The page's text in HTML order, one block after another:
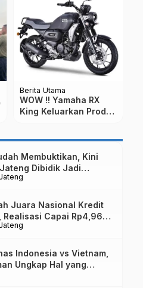
Berita Utama
WOW !! Yamaha RX
King Keluarkan Produk
Membuktikan, Kini
Dibidik Jadi
Juara Nasional Kredit
Realisasi Capai Rp4,96
Indonesia vs Vietnam,
Ungkap Hal yang